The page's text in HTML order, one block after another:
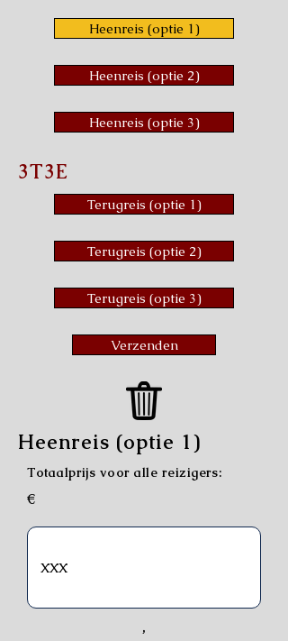
Heenreis (optie 1)
Heenreis (optie 2)
Heenreis (optie 3)
3T3E
Terugreis (optie 1)
Terugreis (optie 2)
Terugreis (optie 3)
Verzenden
Heenreis (optie 1)
Totaalprijs voor alle reizigers:
€
,